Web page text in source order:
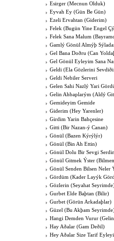
Esirger (Mecnun Olduk)
Eyvah Ey (Gün Be Gün)
Ezeli Ervahtan (Giderim)
Felek (Bugün Yine Engel
Felek Sana Malum
Gamlý Gönül Almýþ
Gel Bana Doðru (Can
Gel Gönül Eyleyim Sana
Geldi (Ela Gözlerini
Geldi Nebiler Serveri
Gelen Sahi Nazlý Yari
Gelin Ahbaplarým (Aldý
Gemideyim Gemide
Giderim (Hey Yarenler)
Girdim Yarin Bahçesine
Gitti (Bir Nazan-ý Canan)
Gönül (Bazen Kýrýlýr)
Gönül (Bin Ah Ettin)
Gönül Dolu Bir Sevgi
Gönül Gitmek Ýster
Gönül Senden Bilsen Neler
Gördüm (Kader Layýk
Gözlerin (Seyahat
Gurbet Elde Baþtan (Bilir)
Gurbet (Görün Arkadaþlar)
Güzel (Bu Akþam
Hangi Demden Vurur
Hay Aðalar (Gam Deðil)
Hey Aðalar Size Tarif